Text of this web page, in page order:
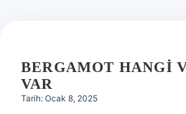
Hakkımızda
BERGAMOT HANGI
VAR
Tarih: Ocak 8, 2025